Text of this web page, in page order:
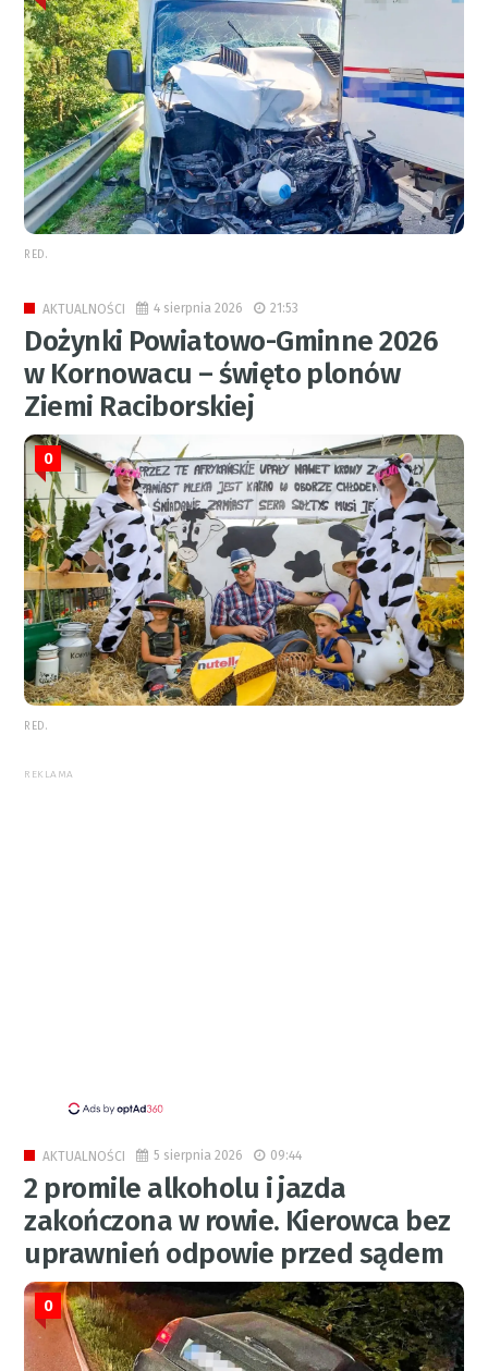
RED.
AKTUALNOŚCI 4 sierpnia 2026 21:53
Dożynki Powiatowo-Gminne 2026
w Kornowacu – święto plonów
Ziemi Raciborskiej
0
RED.
REKLAMA
AKTUALNOŚCI 5 sierpnia 2026 09:44
2 promile alkoholu i jazda
zakończona w rowie. Kierowca bez
uprawnień odpowie przed sądem
0